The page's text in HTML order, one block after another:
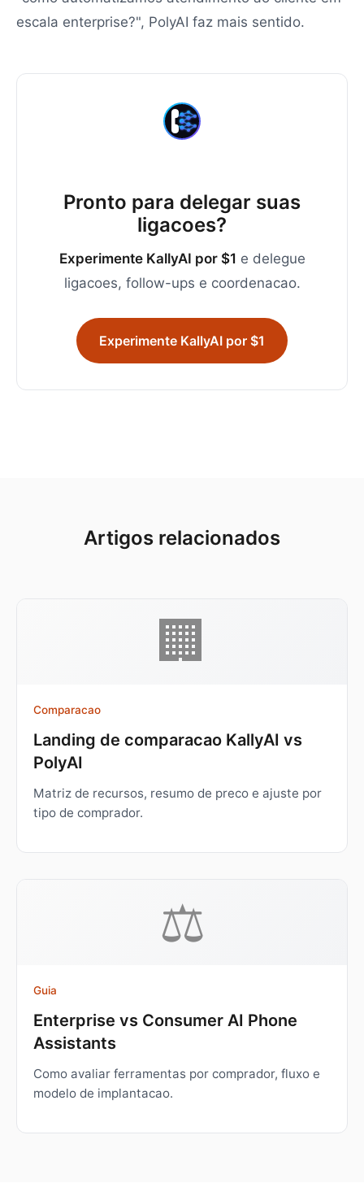
escala enterprise?", PolyAI faz mais sentido.
Pronto para delegar suas
ligacoes?
Experimente KallyAI por $1 e delegue
ligacoes, follow-ups e coordenacao.
Experimente KallyAI por $1
Artigos relacionados
🏢
Comparacao
Landing de comparacao KallyAI vs
PolyAI
Matriz de recursos, resumo de preco e ajuste por
tipo de comprador.
⚖️
Guia
Enterprise vs Consumer AI Phone
Assistants
Como avaliar ferramentas por comprador, fluxo e
modelo de implantacao.